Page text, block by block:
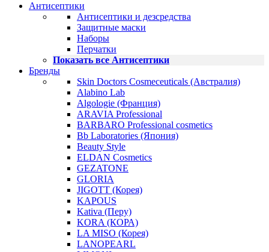
Антисептики
Антисептики и дезсредства
Защитные маски
Наборы
Перчатки
Показать все Антисептики
Бренды
Skin Doctors Cosmeceuticals (Австралия)
Alabino Lab
Algologie (Франция)
ARAVIA Professional
BARBARO Professional cosmetics
Bb Laboratories (Япония)
Beauty Style
ELDAN Cosmetics
GEZATONE
GLORIA
JIGOTT (Корея)
KAPOUS
Kativa (Перу)
KORA (КОРА)
LA MISO (Корея)
LANOPEARL